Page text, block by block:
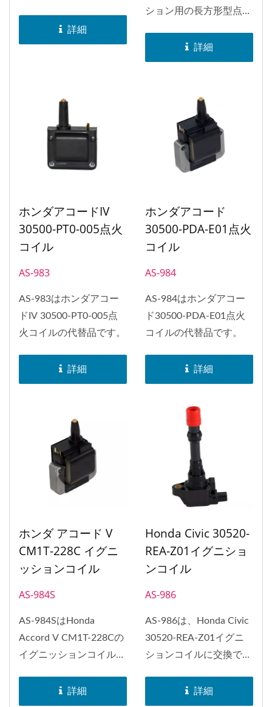
詳細
ション用の長方形型点火
ダアコード、シビック、
CR-V、シビックデルソ
ラ、アキュラELを含みま
す。 30510-PT2-006、
30510-P73-A01、
30510-P73-A02などの
OE番号と互換性があ
に適しています。
詳細
ホンダアコードIV
30500-PT0-005点火
コイル
AS-983
AS-983はホンダアコー
ドIV 30500-PT0-005点
火コイルの代替品です。
詳細
ホンダアコード
30500-PDA-E01点火
コイル
AS-984
AS-984はホンダアコー
ド30500-PDA-E01点火
コイルの代替品です。
詳細
ホンダ アコード V
CM1T-228C イグニ
ッションコイル
AS-984S
AS-984SはHonda
Accord V CM1T-228Cの
イグニッションコイルと
詳細
Honda Civic 30520-
REA-Z01イグニショ
ンコイル
AS-986
AS-986は、Honda Civic
30520-REA-Z01イグニ
ションコイルに交換でき
詳細